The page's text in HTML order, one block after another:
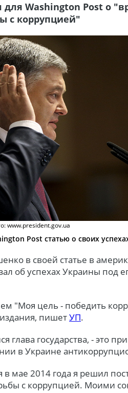
Washington Post о
с коррупцией"
www.president.gov.ua
Post статью о своих
в своей статье в
об успехах Украины под
"Моя цель - победить
издания, пишетУП.
глава государства, - это
в Украине
в мае 2014 года я решил
с коррупцией. Моими